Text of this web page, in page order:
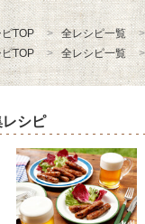
TOP 全レシピ一覧
TOP
全レシピ一覧
シピ